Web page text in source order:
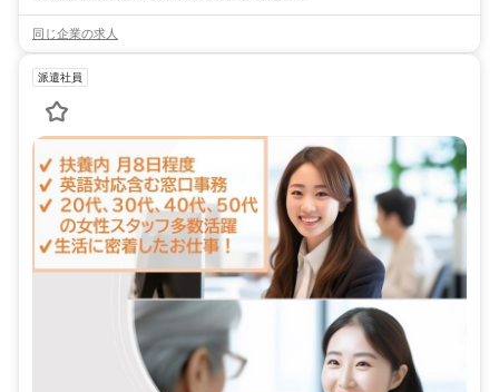
同じ企業の求人
派遣社員